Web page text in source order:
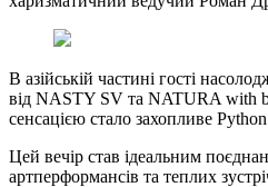
В азійській частині гості
від NASTY SV та NATURA with
сенсацією стало захопливе
Цей вечір став ідеальним
артперформансів та теплих